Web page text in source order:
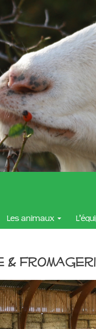
Les animaux
&